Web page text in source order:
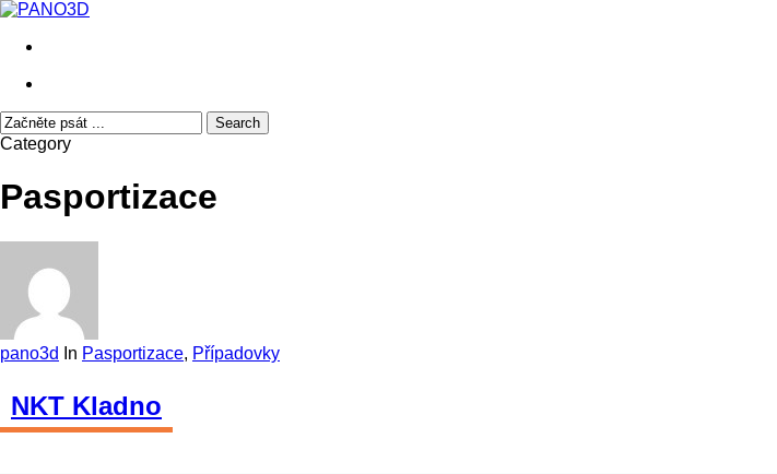
Skip
main
search
Search
Close
Category
Pasportizace
pano3d In Pasportizace, Případovky
NKT Kladno